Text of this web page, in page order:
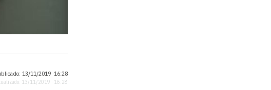
13/11/2019 ·16:28
13/11/2019 · 16:28